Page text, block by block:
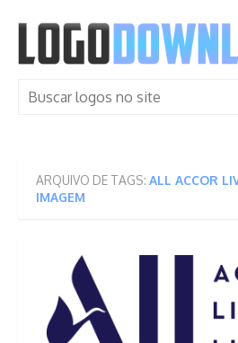
content
Search
ARQUIVO DE TAGS: ALL ACCOR
IMAGEM